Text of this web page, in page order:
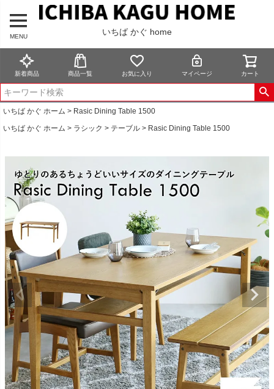
MENU いちば かぐ home
新着商品 商品一覧 お気に入り マイページ カート
いちば かぐ ホーム
Rasic Dining Table 1500
いちば かぐ ホーム
ラシック テーブル Rasic Dining Table 1500